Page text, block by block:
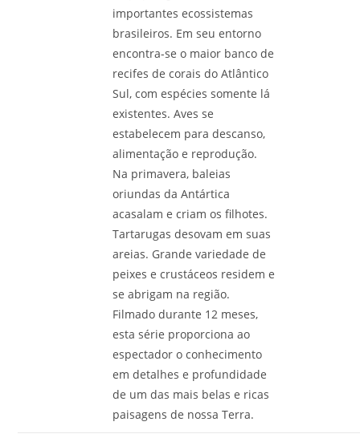
importantes ecossistemas
brasileiros. Em seu entorno
encontra-se o maior banco de
recifes de corais do Atlântico
Sul, com espécies somente lá
existentes. Aves se
estabelecem para descanso,
alimentação e reprodução.
Na primavera, baleias
oriundas da Antártica
acasalam e criam os filhotes.
Tartarugas desovam em suas
areias. Grande variedade de
peixes e crustáceos residem e
se abrigam na região.
Filmado durante 12 meses,
esta série proporciona ao
espectador o conhecimento
em detalhes e profundidade
de um das mais belas e ricas
paisagens de nossa Terra.